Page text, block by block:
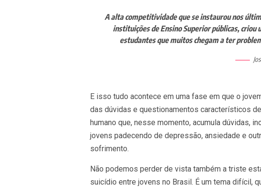
A alta competitividade que se instaurou nos
instituições de Ensino Superior públicas,
estudantes que muitos chegam a ter
E isso tudo acontece em uma fase em que o
das dúvidas e questionamentos característicos
humano que, nesse momento, acumula dúvidas,
jovens padecendo de depressão, ansiedade e
sofrimento.
Não podemos perder de vista também a triste
suicídio entre jovens no Brasil. É um tema difícil,